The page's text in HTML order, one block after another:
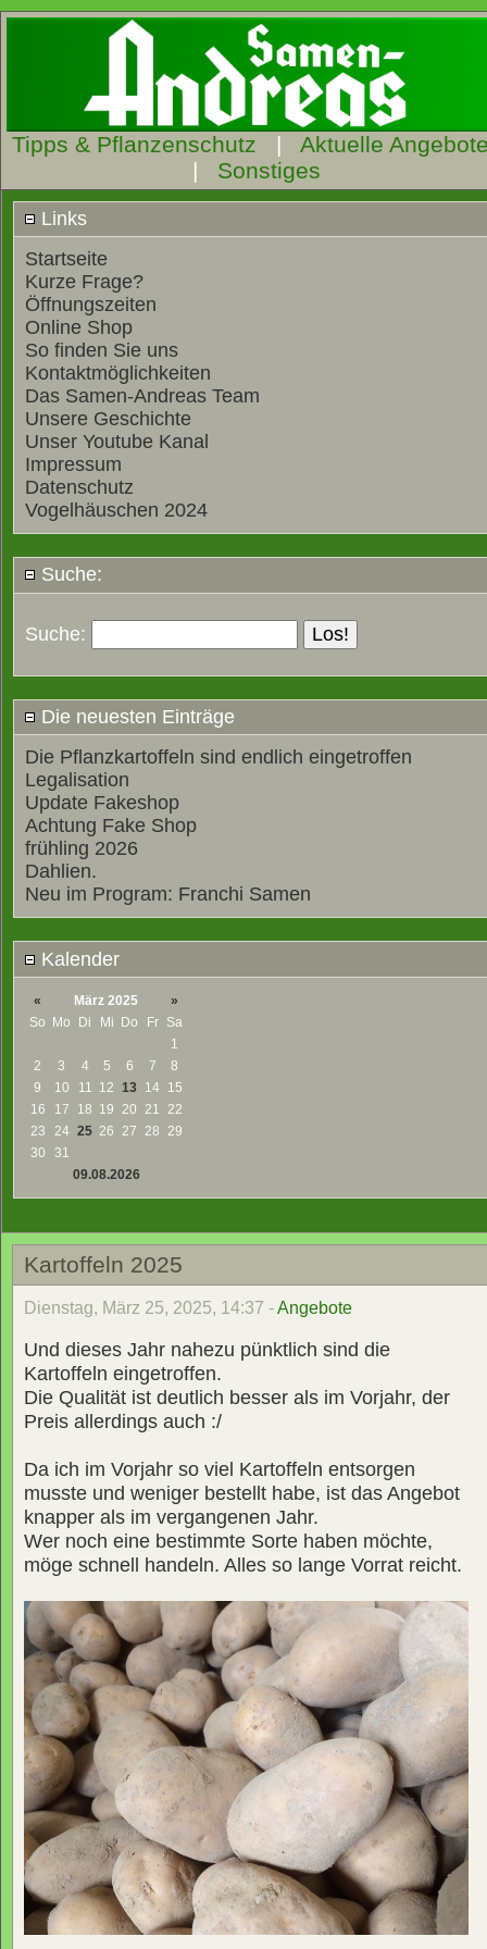
Tipps & Pflanzenschutz | Aktuelle
| Sonstiges
Links
Startseite
Kurze Frage?
Öffnungszeiten
Online Shop
So finden Sie uns
Kontaktmöglichkeiten
Das Samen-Andreas Team
Unsere Geschichte
Unser Youtube Kanal
Impressum
Datenschutz
Vogelhäuschen 2024
Suche:
Suche:
Die neuesten Einträge
Die Pflanzkartoffeln sind endlich eingetroffen
Legalisation
Update Fakeshop
Achtung Fake Shop
frühling 2026
Dahlien.
Neu im Program: Franchi Samen
Kalender
« März 2025
»
So Mo Di Mi Do Fr
Sa
1
2
3 4 5 6 7
8
9
10 11 12 13 14 15
16
17 18 19 20 21 22
23
24 25 26 27 28 29
30
31
09.08.2026
Kartoffeln 2025
Dienstag, März 25, 2025, 14:37 -Angebote
Und dieses Jahr nahezu pünktlich sind die
Kartoffeln eingetroffen.
Die Qualität ist deutlich besser als im Vorjahr, der
Preis allerdings auch :/
Da ich im Vorjahr so viel Kartoffeln entsorgen
musste und weniger bestellt habe, ist das Angebot
knapper als im vergangenen Jahr.
Wer noch eine bestimmte Sorte haben möchte,
möge schnell handeln. Alles so lange Vorrat reicht.